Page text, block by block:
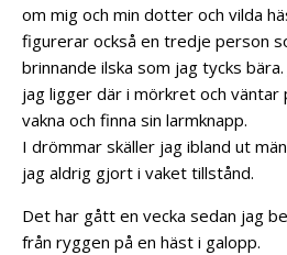
om mig och min dotter och vilda
figurerar också en tredje person
brinnande ilska som jag tycks
jag ligger där i mörkret och väntar
vakna och finna sin larmknapp.
I drömmar skäller jag ibland ut
jag aldrig gjort i vaket tillstånd.
Det har gått en vecka sedan jag
från ryggen på en häst i galopp.